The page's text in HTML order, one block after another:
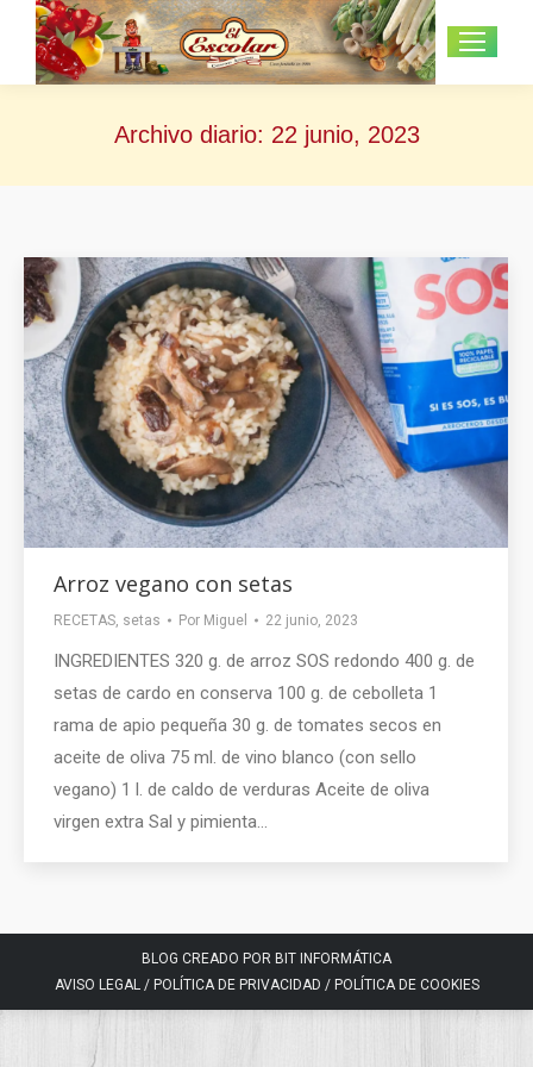
Archivo diario: 22 junio, 2023
Arroz vegano con setas
RECETAS, setas Por Miguel 22 junio, 2023
INGREDIENTES 320 g. de arroz SOS redondo 400 g. de
setas de cardo en conserva 100 g. de cebolleta 1
rama de apio pequeña 30 g. de tomates secos en
aceite de oliva 75 ml. de vino blanco (con sello
vegano) 1 l. de caldo de verduras Aceite de oliva
virgen extra Sal y pimienta…
BLOG CREADO POR BIT INFORMÁTICA
AVISO LEGAL/ POLÍTICA DE PRIVACIDAD / POLÍTICA DE COOKIES